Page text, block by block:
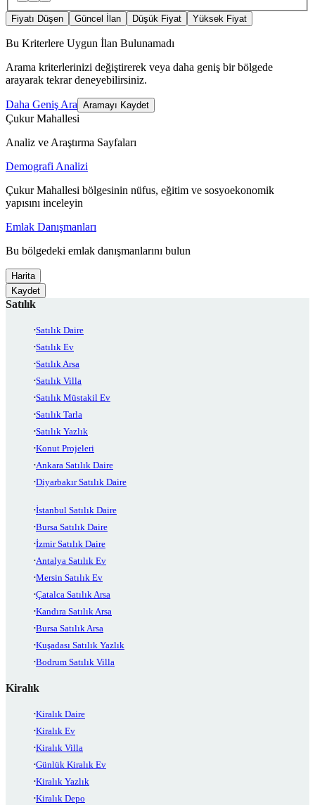
Fiyatı Düşen Güncel İlan Düşük Fiyat Yüksek Fiyat
Bu Kriterlere Uygun İlan Bulunamadı
Arama kriterlerinizi değiştirerek veya daha geniş bir bölgede
arayarak tekrar deneyebilirsiniz.
Daha Geniş Ara Aramayı Kaydet
Çukur Mahallesi
Analiz ve Araştırma Sayfaları
Demografi Analizi
Çukur Mahallesi bölgesinin nüfus, eğitim ve sosyoekonomik
yapısını inceleyin
Emlak Danışmanları
Bu bölgedeki emlak danışmanlarını bulun
Harita
Kaydet
Satılık
Satılık Daire
Satılık Ev
Satılık Arsa
Satılık Villa
Satılık Müstakil Ev
Satılık Tarla
Satılık Yazlık
Konut Projeleri
Ankara Satılık Daire
Diyarbakır Satılık Daire
İstanbul Satılık Daire
Bursa Satılık Daire
İzmir Satılık Daire
Antalya Satılık Ev
Mersin Satılık Ev
Çatalca Satılık Arsa
Kandıra Satılık Arsa
Bursa Satılık Arsa
Kuşadası Satılık Yazlık
Bodrum Satılık Villa
Kiralık
Kiralık Daire
Kiralık Ev
Kiralık Villa
Günlük Kiralık Ev
Kiralık Yazlık
Kiralık Depo